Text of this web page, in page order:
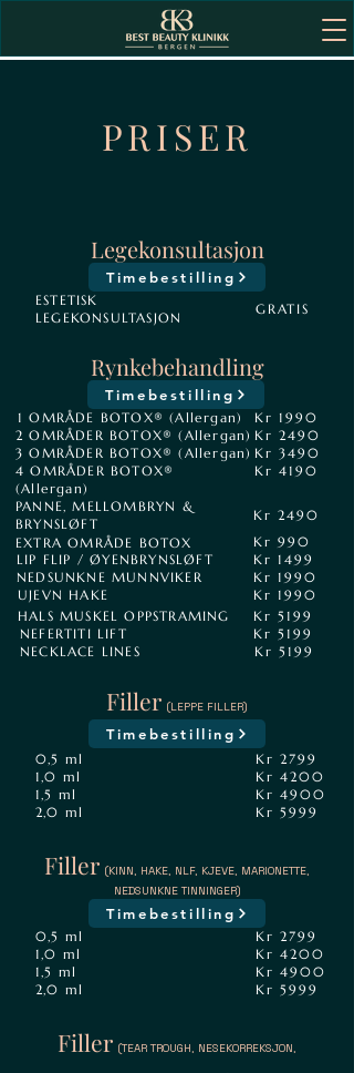
PRISER
Legekonsultasjon
Timebestilling
ESTETISK
LEGEKONSULTASJON
GRATIS
Rynkebehandling
Timebestilling
1 OMRÅDE BOTOX® (Allergan)
2 OMRÅDER BOTOX® (Allergan)
3 OMRÅDER BOTOX® (Allergan)
4 OMRÅDER BOTOX®
(Allergan)
PANNE, MELLOMBRYN &
BRYNSLØFT
EXTRA OMRÅDE BOTOX
LIP FLIP / ØYENBRYNSLØFT
NEDSUNKNE MUNNVIKER
UJEVN HAKE
HALS MUSKEL OPPSTRAMING
NEFERTITI LIFT
NECKLACE LINES
Kr 1990
Kr 2490
Kr 3490
Kr 4190
Kr 2490
Kr 990
Kr 1499
Kr 1990
Kr 1990
Kr 5199
Kr 5199
Kr 5199
Filler (LEPPE FILLER)
Timebestilling
0,5 ml
1,0 ml
1,5 ml
2,0 ml
Kr 2799
Kr 4200
Kr 4900
Kr 5999
Filler (KINN, HAKE, NLF, KJEVE, MARIONETTE,
NEDSUNKNE TINNINGER)
Timebestilling
0,5 ml
1,0 ml
1,5 ml
2,0 ml
Kr 2799
Kr 4200
Kr 4900
Kr 5999
Filler (TEAR TROUGH, NESEKORREKSJON,